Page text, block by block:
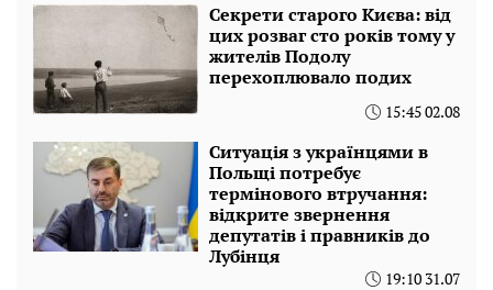
Секрети старого Києва: від
цих розваг сто років тому у
жителів Подолу
перехоплювало подих
15:45 02.08
Ситуація з українцями в
Польщі потребує
термінового втручання:
відкрите звернення
депутатів і правників до
Лубінця
19:10 31.07